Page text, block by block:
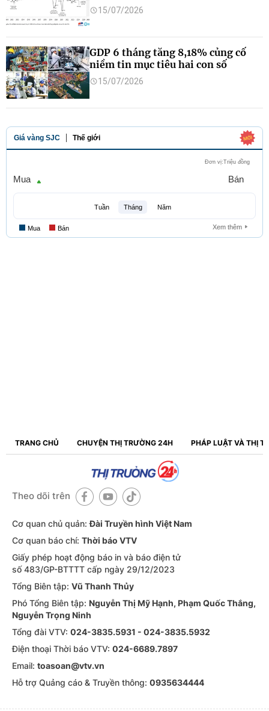
15/07/2026
GDP 6 tháng tăng 8,18% củng cố
niềm tin mục tiêu hai con số
15/07/2026
TRANG CHỦ CHUYỆN THỊ TRƯỜNG 24H PHÁP LUẬT VÀ THỊ
Theo dõi trên
Cơ quan chủ quản:Đài Truyền hình Việt Nam
Cơ quan báo chí: Thời báo VTV
Giấy phép hoạt động báo in và báo điện tử
số 483/GP-BTTTT cấp ngày 29/12/2023
Tổng Biên tập: Vũ Thanh Thủy
Phó Tổng Biên tập: Nguyễn Thị Mỹ Hạnh, Phạm Quốc Thắng,
Nguyễn Trọng Ninh
Tổng đài VTV: 024-3835.5931 - 024-3835.5932
Ðiện thoại Thời báo VTV: 024-6689.7897
Email: toasoan@vtv.vn
Hỗ trợ Quảng cáo & Truyền thông: 0935634444